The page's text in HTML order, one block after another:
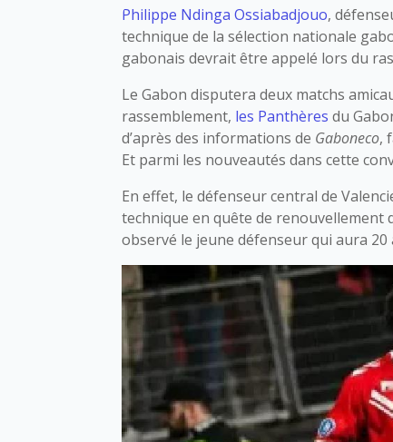
Philippe Ndinga Ossiabadjouo,
technique de la sélection nationale
gabonais devrait être appelé lors du
Le Gabon disputera deux matchs
rassemblement, les Panthères du
d’après des informations de Gaboneco,
Et parmi les nouveautés dans cette
En effet, le défenseur central de
technique en quête de renouvellement
observé le jeune défenseur qui aura 20